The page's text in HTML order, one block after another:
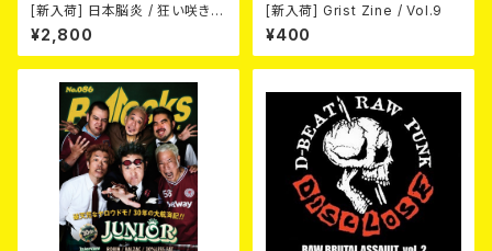
[新入荷] 日本脳炎 / 狂い咲きサ
タデーナイト(CD)
¥2,800
[新入荷] Grist Zine / Vol.9
¥400